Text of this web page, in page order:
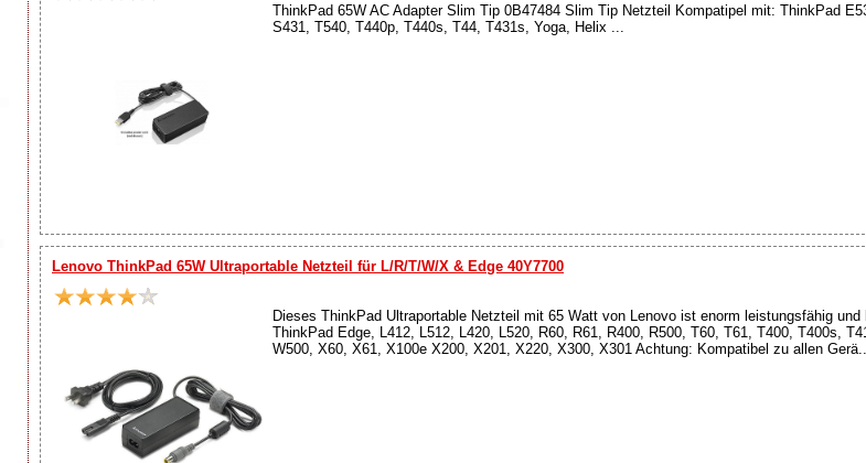
ThinkPad 65W AC Adapter Slim Tip 0B47484 Slim Tip Netzteil Kompatipel mit: ThinkPad
S431, T540, T440p, T440s, T44, T431s, Yoga, Helix ...
Lenovo ThinkPad 65W Ultraportable Netzteil für L/R/T/W/X & Edge 40Y7700
Dieses ThinkPad Ultraportable Netzteil mit 65 Watt von Lenovo ist enorm leistungsfähig
ThinkPad Edge, L412, L512, L420, L520, R60, R61, R400, R500, T60, T61, T400, T400s,
W500, X60, X61, X100e X200, X201, X220, X300, X301 Achtung: Kompatibel zu allen Gerä...